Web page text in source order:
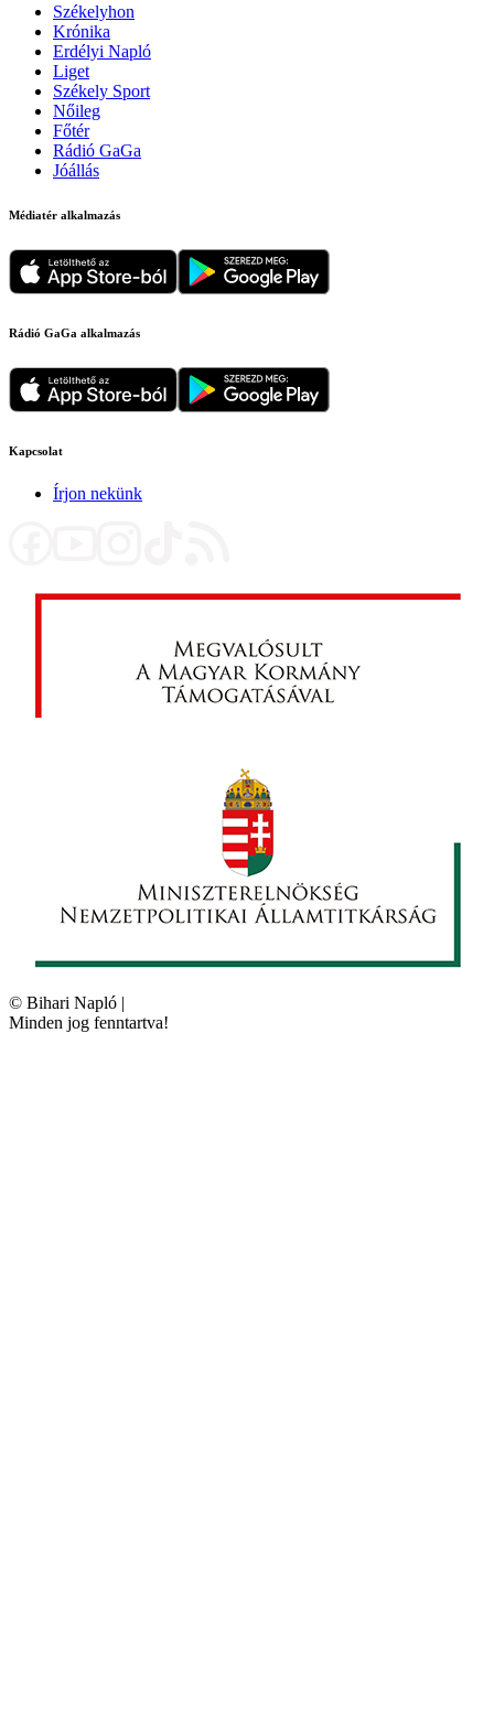
Székelyhon
Krónika
Erdélyi Napló
Liget
Székely Sport
Nőileg
Főtér
Rádió GaGa
Jóállás
Médiatér alkalmazás
Rádió GaGa alkalmazás
Kapcsolat
Írjon nekünk
© Bihari Napló
Minden jog fenntartva!